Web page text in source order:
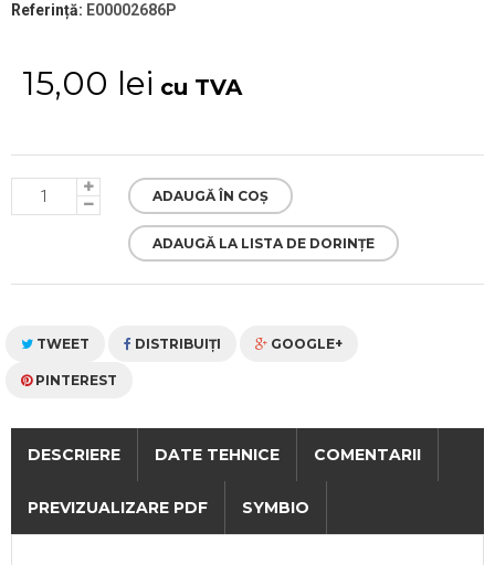
Referință: E00002686P
15,00 lei cu TVA
ADAUGĂ ÎN COȘ
ADAUGĂ LA LISTA DE DORINȚE
TWEET DISTRIBUIŢI GOOGLE+
PINTEREST
DESCRIERE DATE TEHNICE COMENTARII
PREVIZUALIZARE PDF SYMBIO